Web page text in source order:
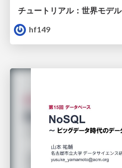
チュートリアル：世界モデル
hf149